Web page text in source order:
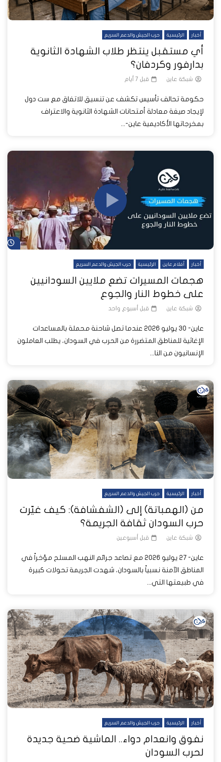
أخبار الرئيسية حرب الجيش والدعم السريع
أي مستقبل ينتظر طلاب الشهادة الثانوية
بدارفور وكردفان؟
شبكة عاين قبل 7 أيام
حكومة تحالف تأسيس تكشف عن تنسيق للاتفاق مع ست دول
لإيجاد صيغة معادلة أمتحانات الشهادة الثانوية والاعتراف
بمخرجاتها الأكاديمية عاين-...
أخبار أفلام عاين الرئيسية حرب الجيش والدعم السريع
هجمات المسيرات تضع ملايين السودانيين
على خطوط النار والجوع
شبكة عاين قبل أسبوع واحد
عاين- 30 يوليو 2026 عندما تصل شاحنة محملة بالمساعدات
الإغاثية للمناطق المتضررة من الحرب في السودان، يطلب العاملون
الإنسانيون من النا...
أخبار الرئيسية حرب الجيش والدعم السريع
من (الهمباتة) إلى (الشفشافة): كيف غيّرت
حرب السودان ثقافة الجريمة؟
شبكة عاين قبل أسبوعين
عاين- 27 يوليو 2026 مع تصاعد جرائم النهب المسلح مؤخراً في
المناطق الآمنة نسبياً بالسودان، شهدت الجريمة تحولات كبيرة
في طبيعتها التي...
أخبار الرئيسية حرب الجيش والدعم السريع
نفوق وانعدام دواء.. الماشية ضحية جديدة
لحرب السودان